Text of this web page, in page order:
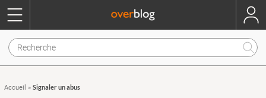
Accueil » Signaler un abus